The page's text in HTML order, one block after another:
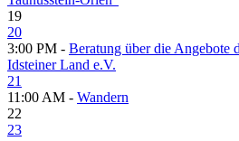
19
20
3:00 PM - Beratung über die Angebote
Idsteiner Land e.V.
21
11:00 AM - Wandern
22
23